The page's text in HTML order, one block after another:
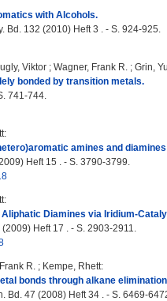
with Alcohols.
Bd. 132 (2010) Heft 3 . - S. 924-925.
Viktor ; Wagner, Frank R. ; Grin,
bonded by transition metals.
741-744.
:
amines and
Heft 15 . - S. 3790-3799.
:
Diamines via Iridium-
Heft 17 . - S. 2903-2911.
R. ; Kempe, Rhett:
bonds through alkane
Bd. 47 (2008) Heft 34 . - S. 6469-